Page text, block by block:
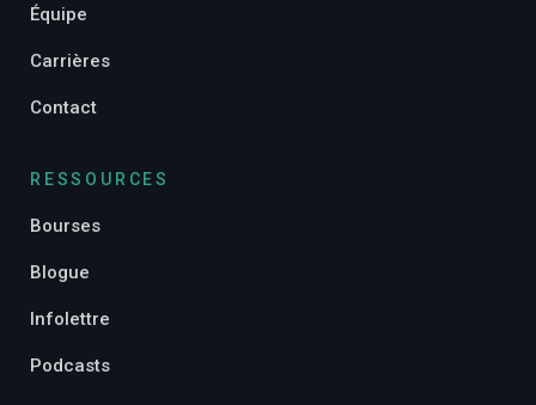
Équipe
Carrières
Contact
RESSOURCES
Bourses
Blogue
Infolettre
Podcasts